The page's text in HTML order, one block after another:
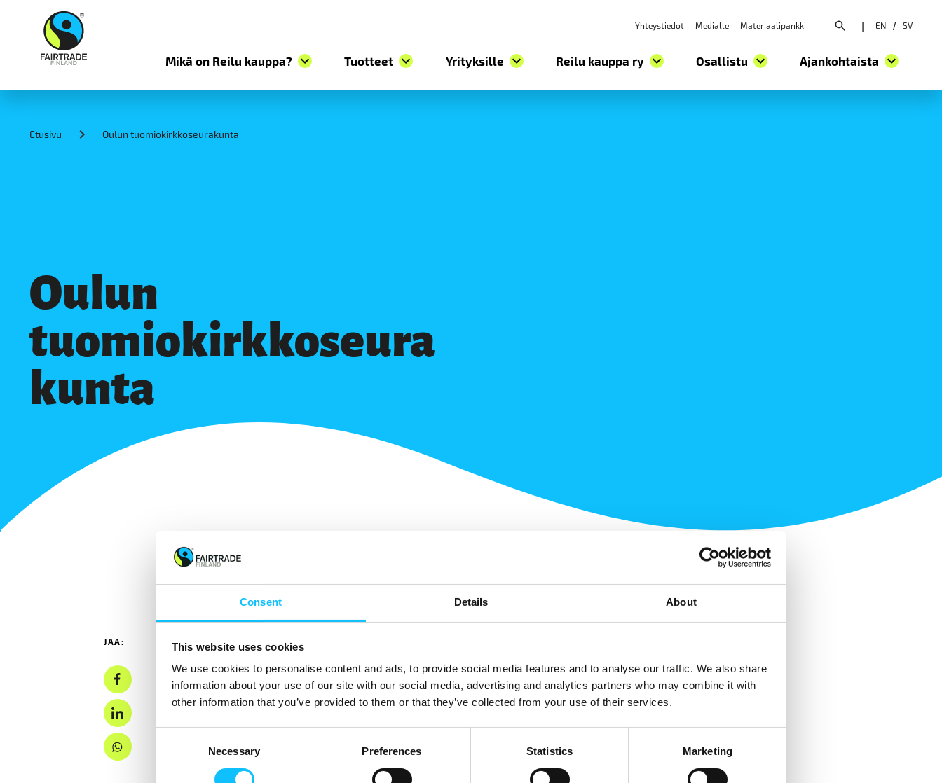
Consent Details About
This website uses cookies
We use cookies to personalise content and ads, to provide social media features and to analyse our traffic. We also share
information about your use of our site with our social media, advertising and analytics partners who may combine it with
other information that you’ve provided to them or that they’ve collected from your use of their services.
Necessary Preferences Statistics Marketing
Yhteystiedot Medialle Materiaalipankki Avaa hakuvalikko
EN / SV
Mikä on Reilu kauppa? Tuotteet Yrityksille Reilu kauppa ry Osallistu Ajankohtaista
Etusivu Oulun tuomiokirkkoseurakunta
Oulun
tuomiokirkkoseura
kunta
JAA: